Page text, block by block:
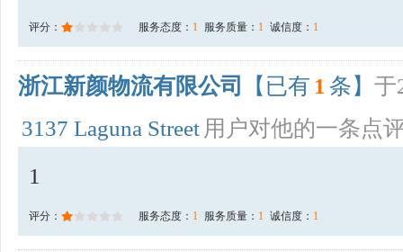
评分： 服务态度： 1 服务质量： 1 诚信度： 1
浙江新颜物流有限公司 【已有 1 条】 于
3137 Laguna Street 用户对他的一条点
1
评分： 服务态度： 1 服务质量： 1 诚信度： 1